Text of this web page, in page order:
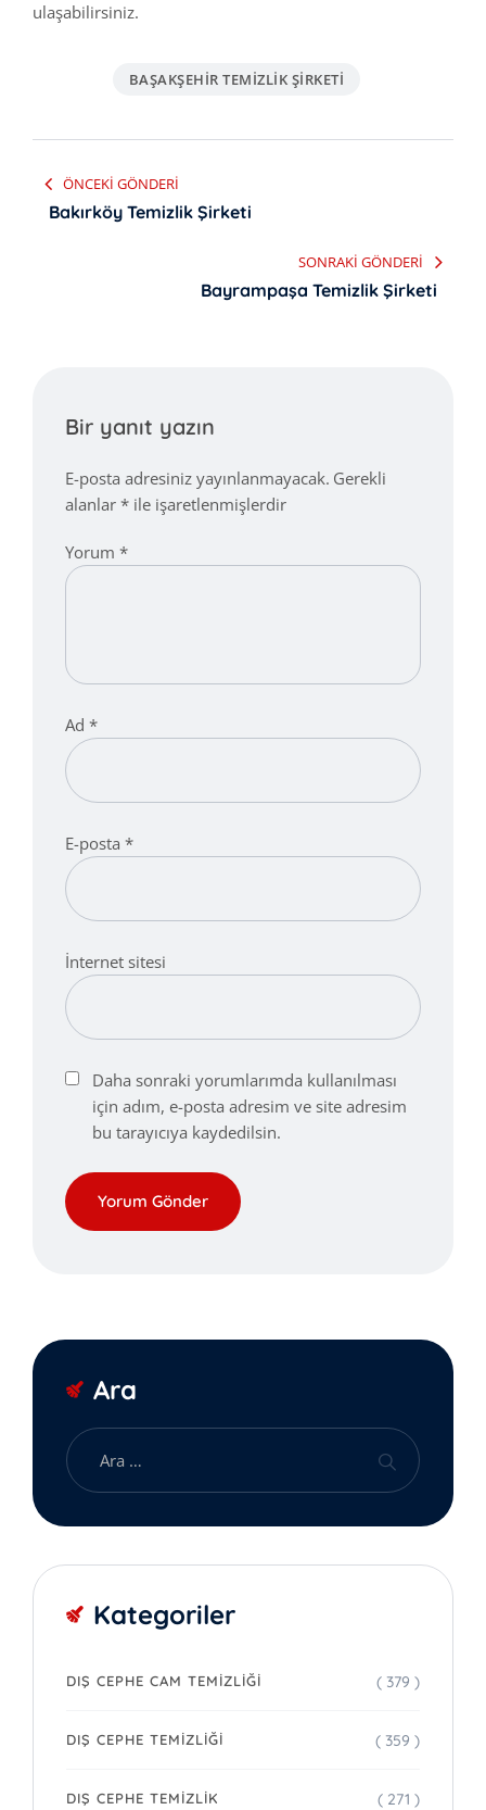
ulaşabilirsiniz.
BAŞAKŞEHIR TEMIZLIK ŞIRKETI
Yazı
gezinmesi
ÖNCEKI GÖNDERI
Bakırköy Temizlik Şirketi
SONRAKI GÖNDERI
Bayrampaşa Temizlik Şirketi
Bir yanıt yazın
E-posta adresiniz yayınlanmayacak. Gerekli
alanlar * ile işaretlenmişlerdir
Yorum *
Ad *
E-posta *
İnternet sitesi
Daha sonraki yorumlarımda kullanılması
için adım, e-posta adresim ve site adresim
bu tarayıcıya kaydedilsin.
Ara
Kategoriler
DIŞ CEPHE CAM TEMIZLIĞI ( 379 )
DIŞ CEPHE TEMIZLIĞI ( 359 )
DIŞ CEPHE TEMIZLIK ( 271 )